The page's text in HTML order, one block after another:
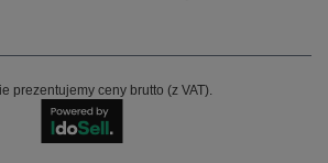
prezentujemy ceny brutto (z VAT).